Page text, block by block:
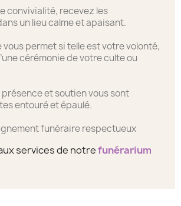
convivialité, recevez les
un lieu calme et apaisant.
vous permet si telle est votre volonté,
cérémonie de votre culte ou
et soutien vous sont
entouré et épaulé.
funéraire respectueux
services de notrefunérarium